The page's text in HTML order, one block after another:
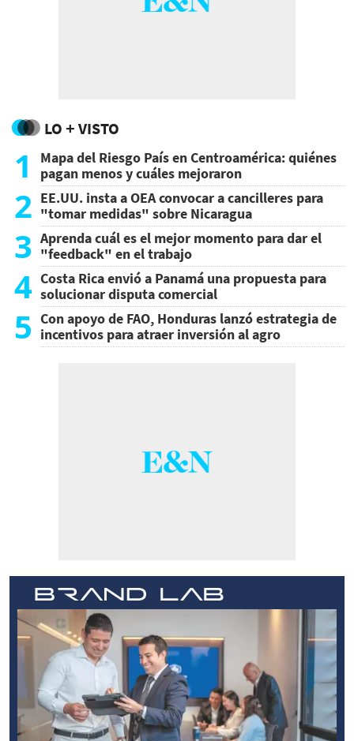
LO + VISTO
1
Mapa del Riesgo País en Centroamérica: quiénes
pagan menos y cuáles mejoraron
2 EE.UU. insta a OEA convocar a cancilleres para
"tomar medidas" sobre Nicaragua
3 Aprenda cuál es el mejor momento para dar el
"feedback" en el trabajo
4 Costa Rica envió a Panamá una propuesta para
solucionar disputa comercial
5 Con apoyo de FAO, Honduras lanzó estrategia de
incentivos para atraer inversión al agro